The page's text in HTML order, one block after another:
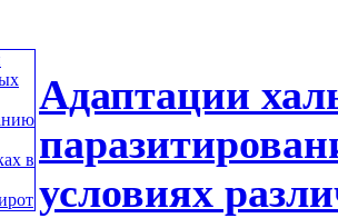
Адаптации
условиях